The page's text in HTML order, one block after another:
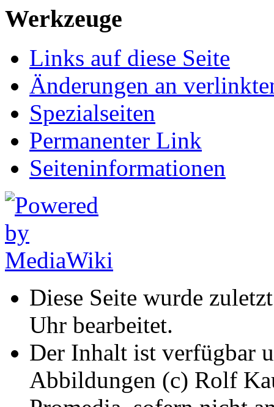
Werkzeuge
Links auf diese Seite
Änderungen an
Spezialseiten
Permanenter Link
Seiten­informationen
Diese Seite wurde
Uhr bearbeitet.
Der Inhalt ist verfügbar
Abbildungen (c) Rolf